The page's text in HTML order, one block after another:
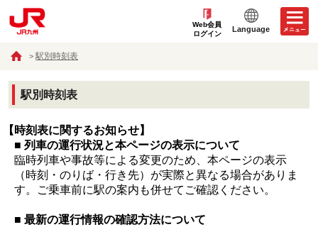
Web会員
ログイン
Language
駅別時刻表
駅別時刻表
【時刻表に関するお知らせ】
■ 列車の運行状況と本ページの表示について
臨時列車や事故等による変更のため、本ページの表示
（時刻・のりば・行き先）が実際と異なる場合がありま
す。ご乗車前に駅の案内も併せてご確認ください。
■ 最新の運行情報の確認方法について